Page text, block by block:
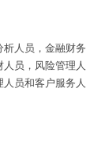
人员，金融财务
员，风险管理人
员和客户服务人